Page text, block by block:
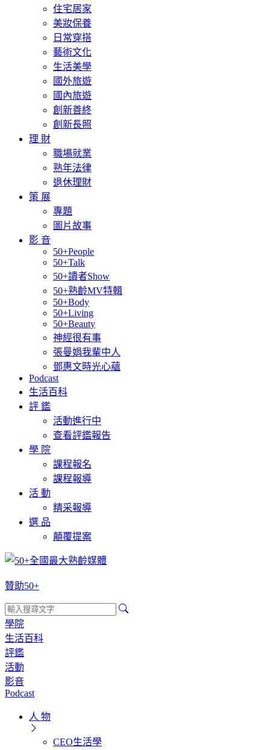
住宅居家
美妝保養
日常穿搭
藝術文化
生活美學
國外旅遊
國內旅遊
創新善終
創新長照
理 財
職場就業
熟年法律
退休理財
策 展
專題
圖片故事
影 音
50+People
50+Talk
50+讀者Show
50+熟齡MV特輯
50+Body
50+Living
50+Beauty
神經很有事
張曼娟我輩中人
鄧惠文時光心蘊
Podcast
生活百科
評 鑑
活動進行中
查看評鑑報告
學 院
課程報名
課程報導
活 動
精采報導
選 品
顛覆提案
贊助50+
學院
生活百科
評鑑
活動
影音
Podcast
人 物
CEO生活學